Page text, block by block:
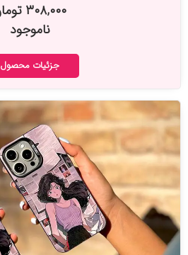
۳۰۸,۰۰۰ تومان
ناموجود
جزئیات محصول